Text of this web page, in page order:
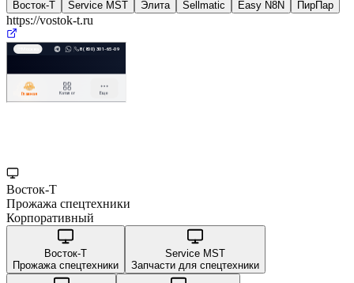
Восток-Т Service MST Элита Sellmatic Easy N8N ПирПар
https://vostok-t.ru
Восток-Т
Прожажа спецтехники
Корпоративный
Восток-Т
Прожажа спецтехники
Service MST
Запчасти для спецтехники